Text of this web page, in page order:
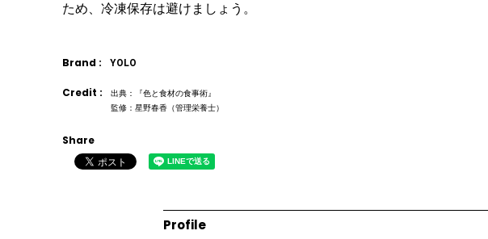
ため、冷凍保存は避けましょう。
Brand : YOLO
Credit :
出典：『色と食材の食事術』
監修：星野春香（管理栄養士）
Share
Profile